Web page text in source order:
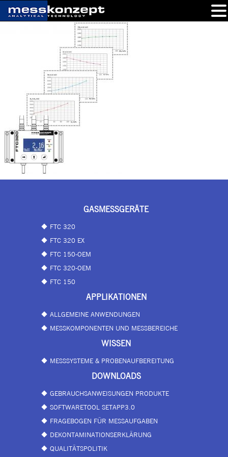
GASMESSGERÄTE
FTC 320
FTC 320 EX
FTC 150-OEM
FTC 320-OEM
FTC 150
APPLIKATIONEN
ALLGEMEINE ANWENDUNGEN
MESSKOMPONENTEN UND MESSBEREICHE
WISSEN
MESSSYSTEME & PROBENAUFBEREITUNG
DOWNLOADS
GEBRAUCHSANWEISUNGEN PRODUKTE
SOFTWARETOOL SETAPP3.0
FRAGEBOGEN FÜR MESSAUFGABEN
DEKONTAMINATIONSERKLÄRUNG
QUALITÄTSPOLITIK